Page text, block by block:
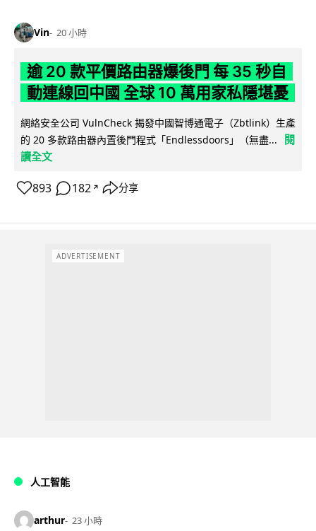
Vin 20 小時
逾 20 款平價路由器爆後門 每 35 秒自
動連線回中國 全球 10 萬用家私隱堪憂
網絡安全公司 VulnCheck 揭發中國智博通電子（Zbtlink）生產
的 20 多款路由器內置後門程式「Endlessdoors」（無盡...
閱
讀全文
893 182 ↗ 分享
ADVERTISEMENT
人工智能
arthur 23 小時